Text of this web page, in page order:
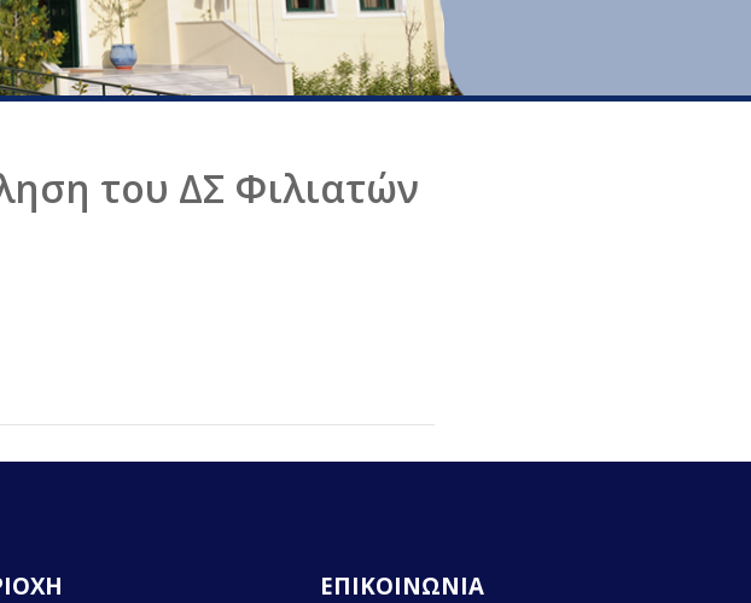
του ΔΣ Φιλιατών
ΕΠΙΚΟΙΝΩΝΙΑ